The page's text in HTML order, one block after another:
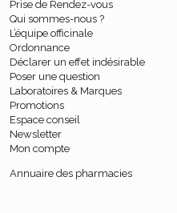
Prise de Rendez-vous
Qui sommes-nous ?
L’équipe officinale
Ordonnance
Déclarer un effet indésirable
Poser une question
Laboratoires & Marques
Promotions
Espace conseil
Newsletter
Mon compte
Annuaire des pharmacies